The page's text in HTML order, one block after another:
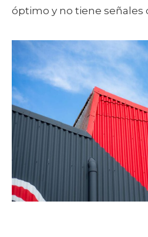
óptimo y no tiene señales